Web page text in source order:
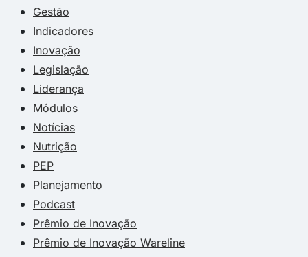
Gestão
Indicadores
Inovação
Legislação
Liderança
Módulos
Notícias
Nutrição
PEP
Planejamento
Podcast
Prêmio de Inovação
Prêmio de Inovação Wareline